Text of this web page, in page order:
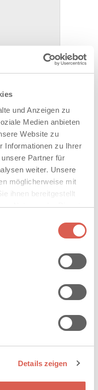
und Anzeigen zu
Medien anbieten
Website zu
Informationen zu Ihrer
Partner für
weiter. Unsere
möglicherweise mit
ihnen bereitgestellt
Nutzung der Dienste
weiterhin nutzen.
Details zeigen